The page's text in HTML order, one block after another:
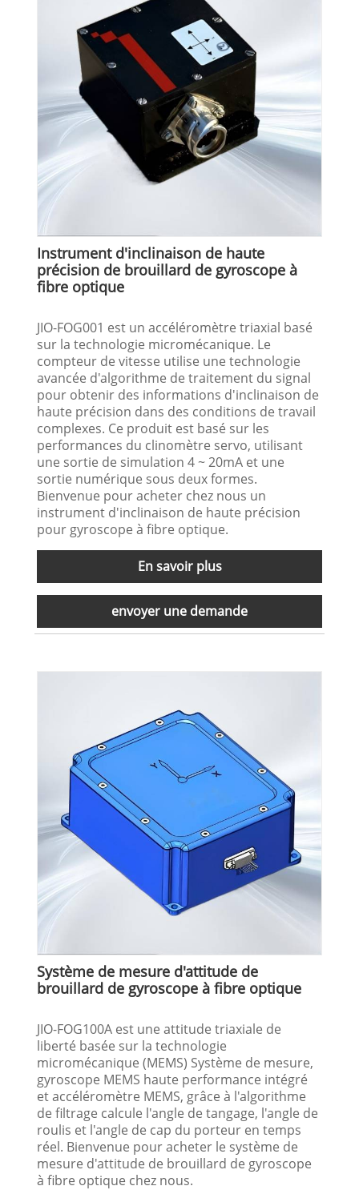
Instrument d'inclinaison de haute
précision de brouillard de gyroscope à
fibre optique
JIO-FOG001 est un accéléromètre triaxial basé
sur la technologie micromécanique. Le
compteur de vitesse utilise une technologie
avancée d'algorithme de traitement du signal
pour obtenir des informations d'inclinaison de
haute précision dans des conditions de travail
complexes. Ce produit est basé sur les
performances du clinomètre servo, utilisant
une sortie de simulation 4 ~ 20mA et une
sortie numérique sous deux formes.
Bienvenue pour acheter chez nous un
instrument d'inclinaison de haute précision
pour gyroscope à fibre optique.
En savoir plus
envoyer une demande
Système de mesure d'attitude de
brouillard de gyroscope à fibre optique
JIO-FOG100A est une attitude triaxiale de
liberté basée sur la technologie
micromécanique (MEMS) Système de mesure,
gyroscope MEMS haute performance intégré
et accéléromètre MEMS, grâce à l'algorithme
de filtrage calcule l'angle de tangage, l'angle de
roulis et l'angle de cap du porteur en temps
réel. Bienvenue pour acheter le système de
mesure d'attitude de brouillard de gyroscope
à fibre optique chez nous.